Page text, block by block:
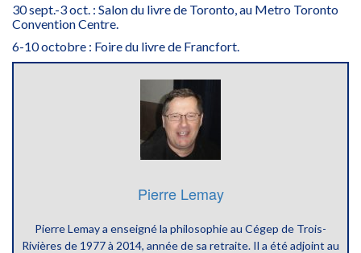
30 sept.-3 oct. : Salon du livre de Toronto, au Metro Toronto
Convention Centre.
6-10 octobre : Foire du livre de Francfort.
Pierre Lemay
Pierre Lemay a enseigné la philosophie au Cégep de Trois-
Rivières de 1977 à 2014, année de sa retraite. Il a été adjoint au